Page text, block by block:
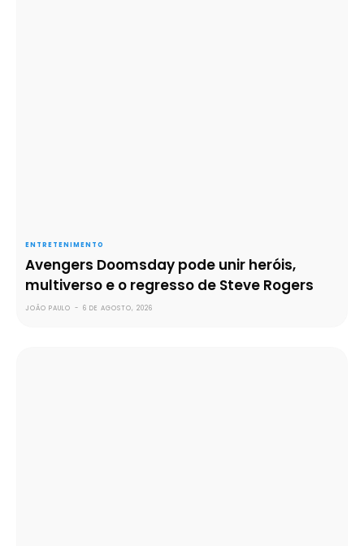
ENTRETENIMENTO
Avengers Doomsday pode unir heróis,
multiverso e o regresso de Steve Rogers
JOÃO PAULO - 6 DE AGOSTO, 2026